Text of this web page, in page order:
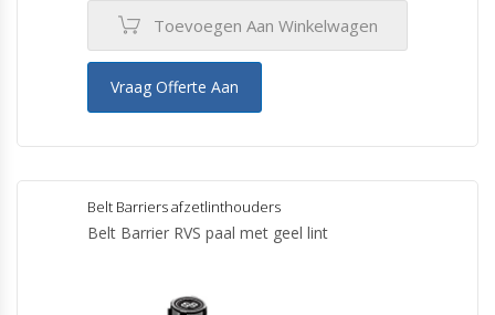
Toevoegen Aan Winkelwagen
Vraag Offerte Aan
Belt Barriers afzetlinthouders
Belt Barrier RVS paal met geel lint